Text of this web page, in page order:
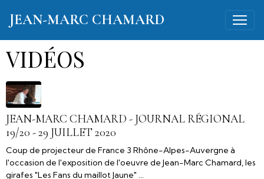
JEAN-MARC CHAMARD
VIDÉOS
JEAN-MARC CHAMARD - JOURNAL RÉGIONAL
19/20 - 29 JUILLET 2020
Coup de projecteur de France 3 Rhône-Alpes-Auvergne à
l'occasion de l'exposition de l'oeuvre de Jean-Marc Chamard, les
girafes "Les Fans du maillot Jaune" ...